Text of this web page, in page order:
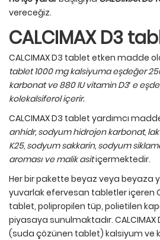
vereceğiz.
CALCIMAX D3
CALCIMAX D3 tablet etken madde
tablet 1000 mg kalsiyuma eşdeğer
karbonat ve 880 IU vitamin D3′ e
kolekalsiferol içerir.
CALCIMAX D3 tablet yardımcı
anhidr, sodyum hidrojen karbonat,
K25, sodyum sakkarin, sodyum
aroması ve malik asitiçermektedir.
Her bir pakette beyaz veya beyaza
yuvarlak efervesan tabletler içeren
tablet, polipropilen tüp, polietilen
piyasaya sunulmaktadır.
(suda çözünen tablet) kalsiyum ve